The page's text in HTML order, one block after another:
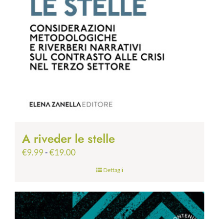
A riveder le stelle
€9.99-€19.00Fascia
€9.99
a
Dettagli